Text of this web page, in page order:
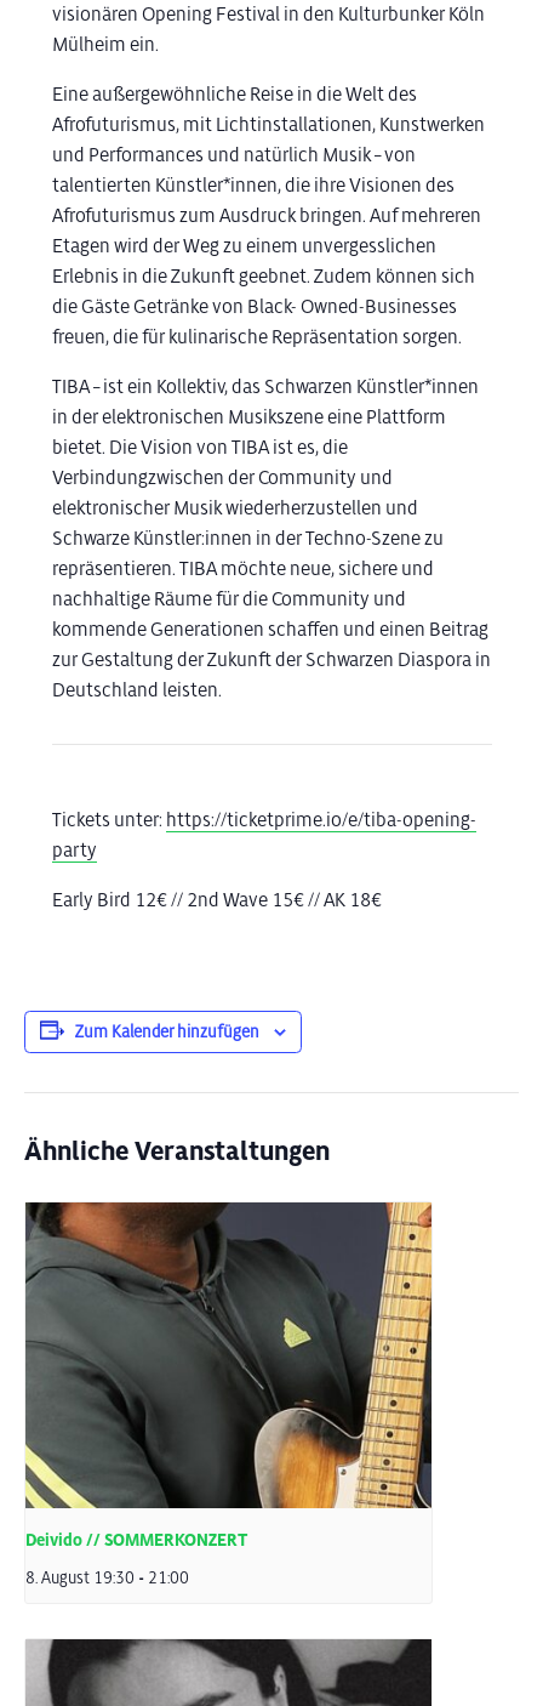
visionären Opening Festival in den Kulturbunker Köln
Mülheim ein.
Eine außergewöhnliche Reise in die Welt des
Afrofuturismus, mit Lichtinstallationen, Kunstwerken
und Performances und natürlich Musik – von
talentierten Künstler*innen, die ihre Visionen des
Afrofuturismus zum Ausdruck bringen. Auf mehreren
Etagen wird der Weg zu einem unvergesslichen
Erlebnis in die Zukunft geebnet. Zudem können sich
die Gäste Getränke von Black- Owned-Businesses
freuen, die für kulinarische Repräsentation sorgen.
TIBA – ist ein Kollektiv, das Schwarzen Künstler*innen
in der elektronischen Musikszene eine Plattform
bietet. Die Vision von TIBA ist es, die
Verbindungzwischen der Community und
elektronischer Musik wiederherzustellen und
Schwarze Künstler:innen in der Techno-Szene zu
repräsentieren. TIBA möchte neue, sichere und
nachhaltige Räume für die Community und
kommende Generationen schaffen und einen Beitrag
zur Gestaltung der Zukunft der Schwarzen Diaspora in
Deutschland leisten.
Tickets unter: https://ticketprime.io/e/tiba-opening-
party
Early Bird 12€ // 2nd Wave 15€ // AK 18€
Zum Kalender hinzufügen
Ähnliche Veranstaltungen
Deivido // SOMMERKONZERT
8. August 19:30 - 21:00